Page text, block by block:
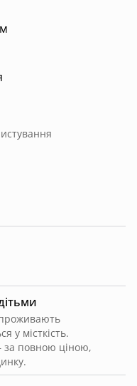
у місткість.
повною ціною,